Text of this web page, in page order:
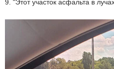
9. "Этот участок асфальта в